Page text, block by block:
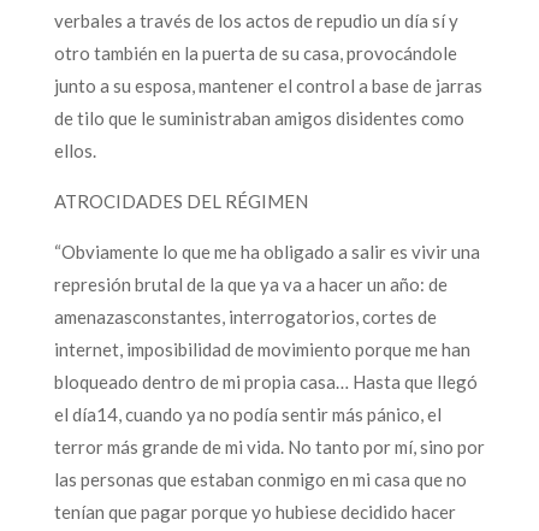
verbales a través de los actos de repudio un día sí y
otro también en la puerta de su casa, provocándole
junto a su esposa, mantener el control a base de jarras
de tilo que le suministraban amigos disidentes como
ellos.
ATROCIDADES DEL RÉGIMEN
“Obviamente lo que me ha obligado a salir es vivir una
represión brutal de la que ya va a hacer un año: de
amenazasconstantes, interrogatorios, cortes de
internet, imposibilidad de movimiento porque me han
bloqueado dentro de mi propia casa… Hasta que llegó
el día14, cuando ya no podía sentir más pánico, el
terror más grande de mi vida. No tanto por mí, sino por
las personas que estaban conmigo en mi casa que no
tenían que pagar porque yo hubiese decidido hacer